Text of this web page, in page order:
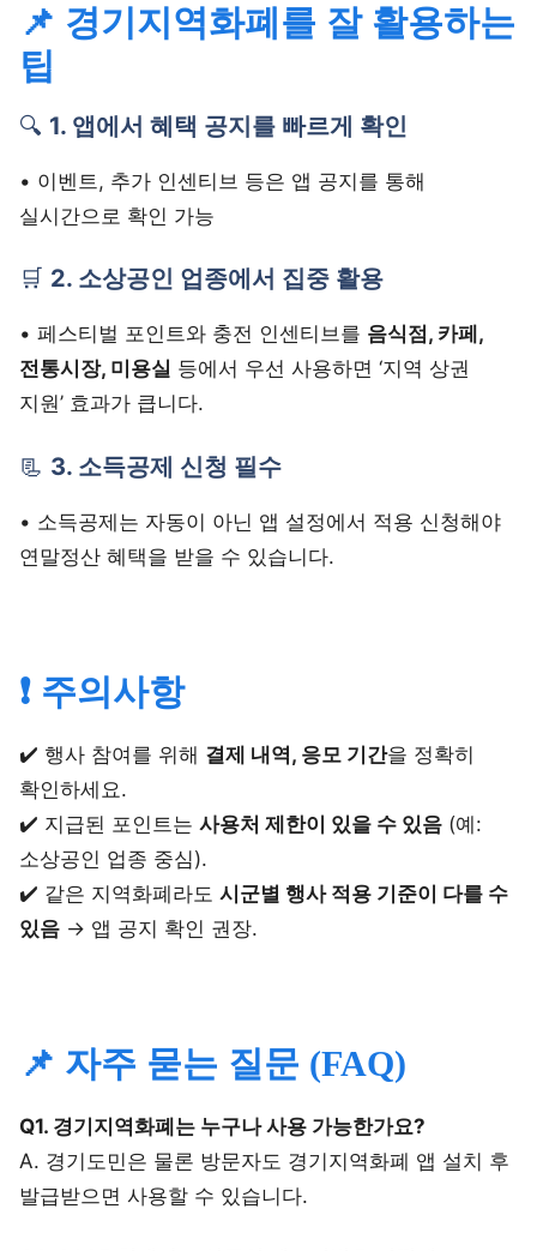
📌 경기지역화폐를 잘 활용하는
팁
🔍 1. 앱에서 혜택 공지를 빠르게 확인
• 이벤트, 추가 인센티브 등은 앱 공지를 통해
실시간으로 확인 가능
🛒 2. 소상공인 업종에서 집중 활용
• 페스티벌 포인트와 충전 인센티브를 음식점, 카페,
전통시장, 미용실 등에서 우선 사용하면 ‘지역 상권
지원’ 효과가 큽니다.
📃 3. 소득공제 신청 필수
• 소득공제는 자동이 아닌 앱 설정에서 적용 신청해야
연말정산 혜택을 받을 수 있습니다.
❗ 주의사항
✔️ 행사 참여를 위해 결제 내역, 응모 기간을 정확히
확인하세요.
✔️ 지급된 포인트는 사용처 제한이 있을 수 있음 (예:
소상공인 업종 중심).
✔️ 같은 지역화폐라도 시군별 행사 적용 기준이 다를 수
있음 → 앱 공지 확인 권장.
📌 자주 묻는 질문 (FAQ)
Q1. 경기지역화폐는 누구나 사용 가능한가요?
A. 경기도민은 물론 방문자도 경기지역화폐 앱 설치 후
발급받으면 사용할 수 있습니다.